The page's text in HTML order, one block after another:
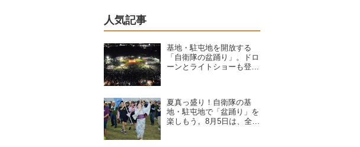
人気記事
基地・駐屯地を開放する
「自衛隊の盆踊り」。ドロ
ーンとライトショーも登
夏真っ盛り！自衛隊の基
地・駐屯地で「盆踊り」を
楽しもう。8月5日は、全国